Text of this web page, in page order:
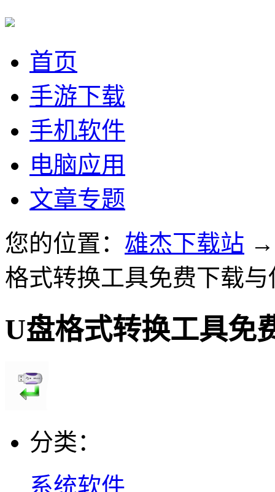
首页
手游下载
手机软件
电脑应用
文章专题
您的位置： 雄杰下载站
格式转换工具免费下载
U盘格式转换工具免
分类：
系统软件